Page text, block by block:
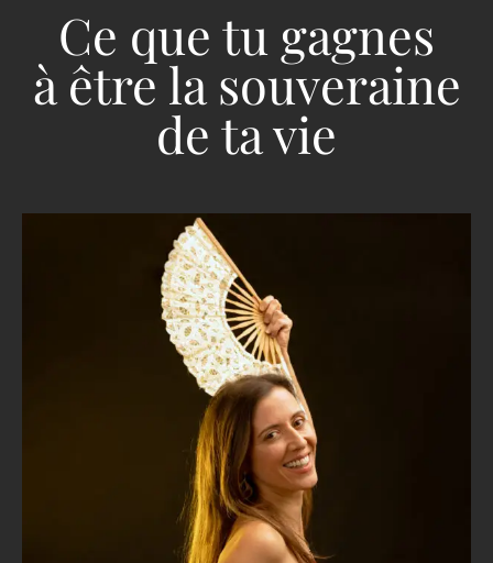
Ce que tu gagnes
à être la souveraine
de ta vie